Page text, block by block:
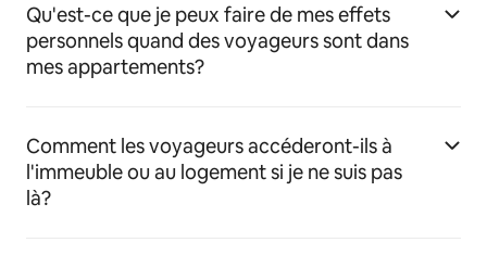
Qu'est-ce que je peux faire de mes effets
personnels quand des voyageurs sont dans
mes appartements?
Comment les voyageurs accéderont-ils à
l'immeuble ou au logement si je ne suis pas
là?